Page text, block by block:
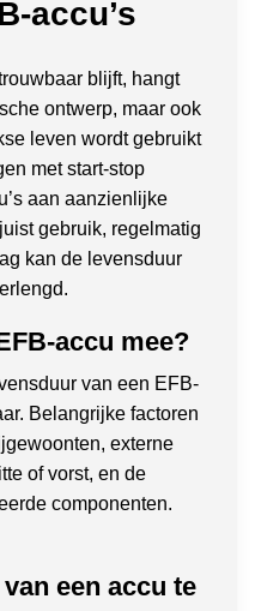
accu’s
blijft, hangt
ontwerp, maar ook
leven wordt gebruikt
met start-stop
aan aanzienlijke
gebruik, regelmatig
kan de levensduur
accu mee?
van een EFB-
Belangrijke factoren
externe
of vorst, en de
componenten.
een accu te